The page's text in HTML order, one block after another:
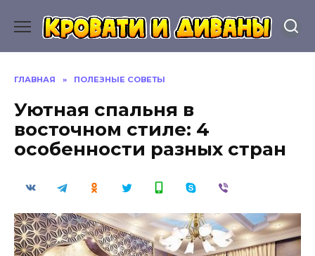
содержанию
ГЛАВНАЯ » ПОЛЕЗНЫЕ СОВЕТЫ
Уютная спальня в
восточном стиле: 4
особенности разных стран